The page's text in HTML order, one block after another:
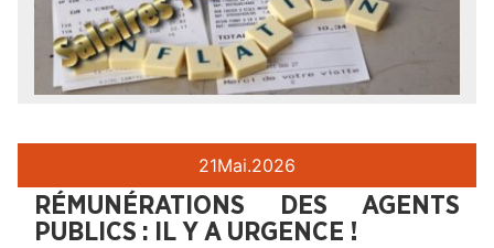
21Mai.2026
RÉMUNÉRATIONS DES AGENTS
PUBLICS : IL Y A URGENCE !